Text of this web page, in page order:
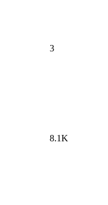
3
8.1K